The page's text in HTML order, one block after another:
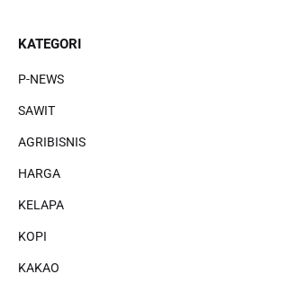
KATEGORI
P-NEWS
SAWIT
AGRIBISNIS
HARGA
KELAPA
KOPI
KAKAO